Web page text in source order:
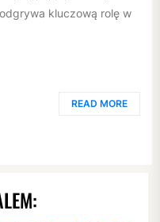
kluczową rolę w
READ MORE